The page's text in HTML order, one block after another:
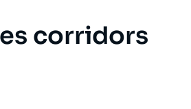
corridors